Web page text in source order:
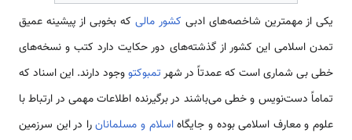
یکی از مهمترین شاخصه‌های ادبی کشور مالیکه بخوبی از پیشینه عمیق
تمدن اسلامی این کشور از گذشته‌های دور حکایت دارد کتب و نسخه‌های
خطی بی شماری است که عمدتاً در شهرتمبوکتووجود دارند. این اسناد که
تماماً دست‌نویس و خطی می‌باشند در برگیرنده اطلاعات مهمی در ارتباط با
علوم و معارف اسلامی بوده و جایگاهاسلام و مسلمانانرا در این سرزمین